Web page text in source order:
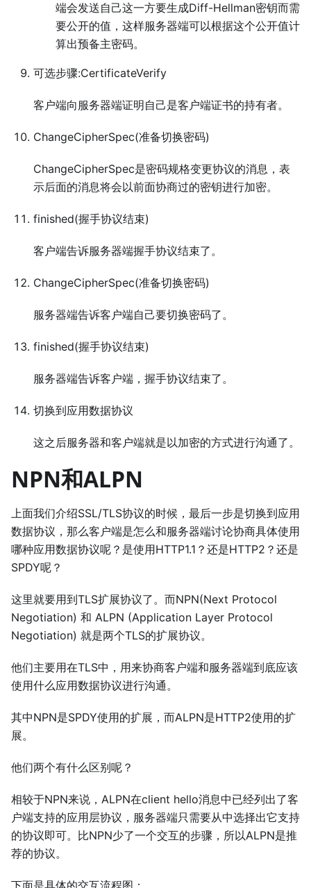
端会发送自己这一方要生成Diff-Hellman密钥而需
要公开的值，这样服务器端可以根据这个公开值计
算出预备主密码。
可选步骤:CertificateVerify
客户端向服务器端证明自己是客户端证书的持有者。
ChangeCipherSpec(准备切换密码)
ChangeCipherSpec是密码规格变更协议的消息，表
示后面的消息将会以前面协商过的密钥进行加密。
finished(握手协议结束)
客户端告诉服务器端握手协议结束了。
ChangeCipherSpec(准备切换密码)
服务器端告诉客户端自己要切换密码了。
finished(握手协议结束)
服务器端告诉客户端，握手协议结束了。
切换到应用数据协议
这之后服务器和客户端就是以加密的方式进行沟通了。
NPN和ALPN
上面我们介绍SSL/TLS协议的时候，最后一步是切换到应用
数据协议，那么客户端是怎么和服务器端讨论协商具体使用
哪种应用数据协议呢？是使用HTTP1.1？还是HTTP2？还是
SPDY呢？
这里就要用到TLS扩展协议了。而NPN(Next Protocol
Negotiation) 和 ALPN (Application Layer Protocol
Negotiation) 就是两个TLS的扩展协议。
他们主要用在TLS中，用来协商客户端和服务器端到底应该
使用什么应用数据协议进行沟通。
其中NPN是SPDY使用的扩展，而ALPN是HTTP2使用的扩
展。
他们两个有什么区别呢？
相较于NPN来说，ALPN在client hello消息中已经列出了客
户端支持的应用层协议，服务器端只需要从中选择出它支持
的协议即可。比NPN少了一个交互的步骤，所以ALPN是推
荐的协议。